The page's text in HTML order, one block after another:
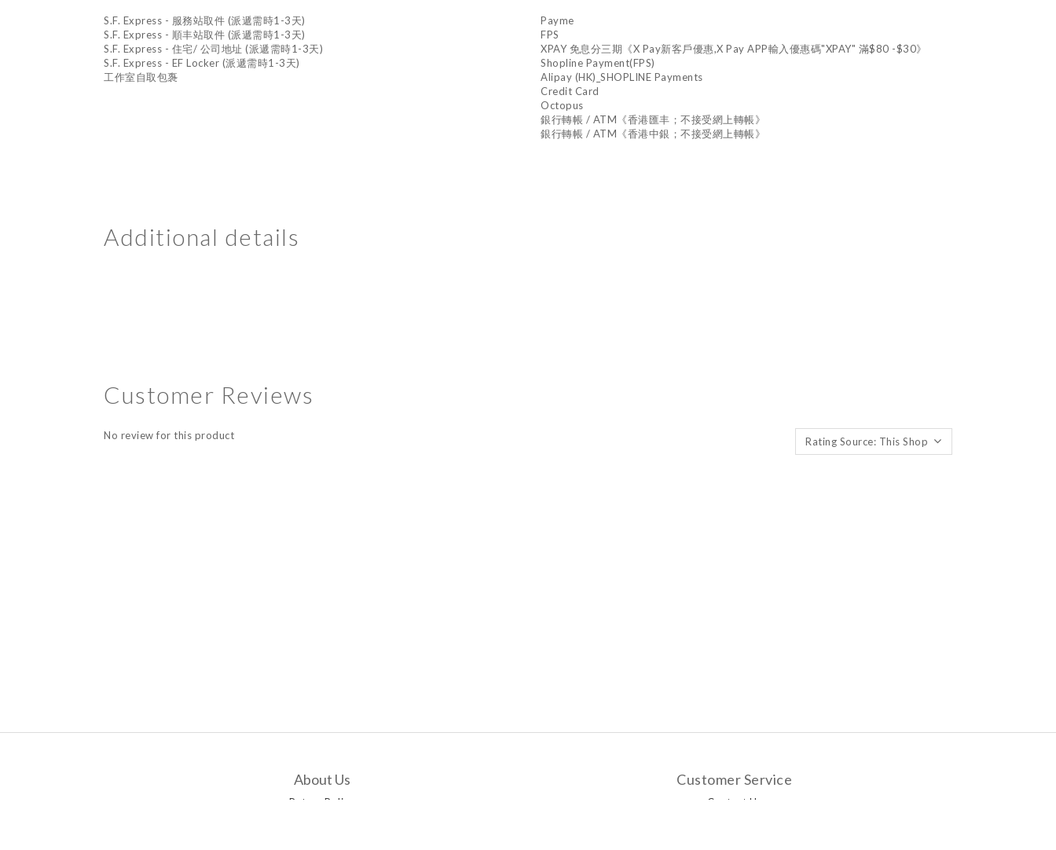
S.F. Express - 服務站取件 (派遞需時1-3天)
S.F. Express - 順丰站取件 (派遞需時1-3天)
S.F. Express - 住宅/ 公司地址 (派遞需時1-3天)
S.F. Express - EF Locker (派遞需時1-3天)
工作室自取包褢
Payme
FPS
XPAY 免息分三期《X Pay新客戶優惠,X Pay APP輸入優惠碼"XPAY" 滿$80 -$30》
Shopline Payment(FPS)
Alipay (HK)_SHOPLINE Payments
Credit Card
Octopus
銀行轉帳 / ATM《香港匯丰；不接受網上轉帳》
銀行轉帳 / ATM《香港中銀；不接受網上轉帳》
Additional details
Customer Reviews
No review for this product
About Us
Return Policy
Customer Service
Contact Us